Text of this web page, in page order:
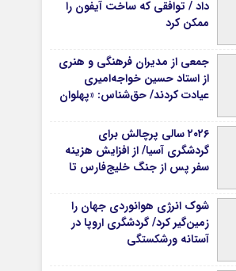
داد / توافقی که ساخت آیفون را
ممکن کرد
جمعی از مدیران فرهنگی و هنری
از استاد حسین خواجه‌امیری
عیادت کردند/ حق‌شناس: «پهلوان
برای استاد ایرج است
۲۰۲۶ سالی پرچالش برای
گردشگری آسیا/ از افزایش هزینه
سفر پس از جنگ خلیج‌فارس تا
شوک انرژی هوانوردی جهان را
زمین‌گیر کرد/ گردشگری اروپا در
آستانه ورشکستگی